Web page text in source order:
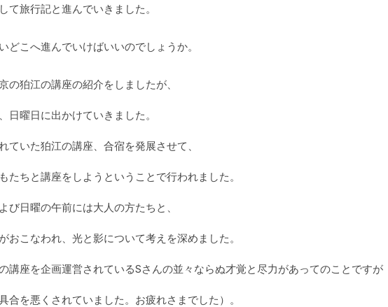
て旅行記と進んでいきました。
どこへ進んでいけばいいのでしょうか。
の狛江の講座の紹介をしましたが、
日曜日に出かけていきました。
ていた狛江の講座、合宿を発展させて、
たちと講座をしようということで行われました。
び日曜の午前には大人の方たちと、
おこなわれ、光と影について考えを深めました。
講座を企画運営されているSさんの並々ならぬ才覚と尽力があってのことですが
合を悪くされていました。お疲れさまでした）。